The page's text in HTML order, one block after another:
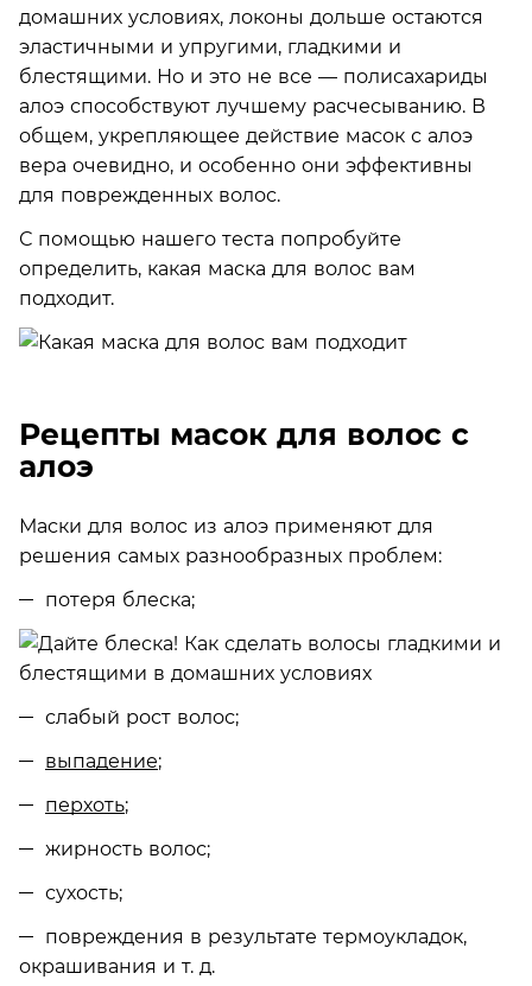
домашних условиях, локоны дольше остаются
эластичными и упругими, гладкими и
блестящими. Но и это не все — полисахариды
алоэ способствуют лучшему расчесыванию. В
общем, укрепляющее действие масок с алоэ
вера очевидно, и особенно они эффективны
для поврежденных волос.
С помощью нашего теста попробуйте
определить, какая маска для волос вам
подходит.
Рецепты масок для волос с
алоэ
Маски для волос из алоэ применяют для
решения самых разнообразных проблем:
потеря блеска;
слабый рост волос;
выпадение;
перхоть;
жирность волос;
сухость;
повреждения в результате термоукладок,
окрашивания и т. д.